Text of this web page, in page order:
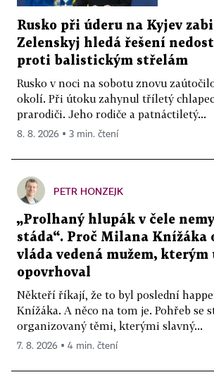
Rusko při úderu na Kyjev
Zelenskyj hledá řešení
proti balistickým střelám
Rusko v noci na sobotu znovu
okolí. Při útoku zahynul tříletý
prarodiči. Jeho rodiče a patnáctiletý...
8. 8. 2026 ▪ 3 min. čtení
PETR HONZEJK
„Prolhaný hlupák v čele
stáda“. Proč Milana Knížáka
vláda vedená mužem, kterým
opovrhoval
Někteří říkají, že to byl poslední
Knížáka. A něco na tom je. Pohřeb se
organizovaný těmi, kterými slavný...
7. 8. 2026 ▪ 4 min. čtení